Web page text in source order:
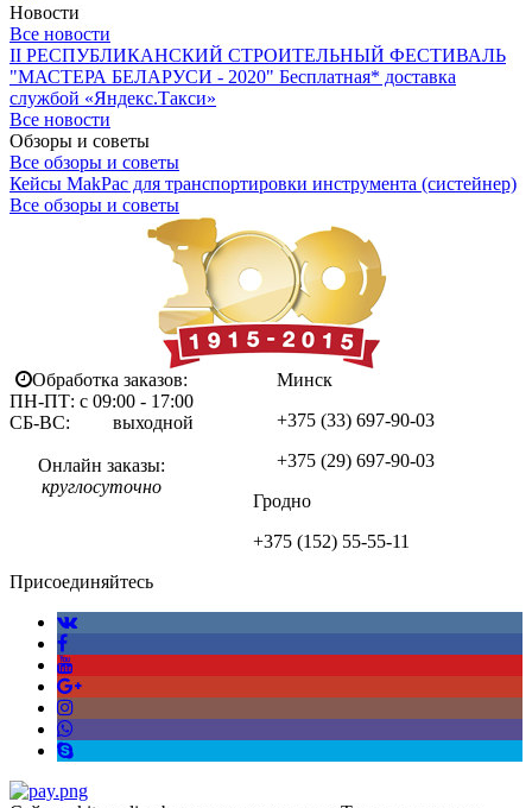
Новости
Все новости
II РЕСПУБЛИКАНСКИЙ СТРОИТЕЛЬНЫЙ ФЕСТИВАЛЬ
"МАСТЕРА БЕЛАРУСИ - 2020" Бесплатная* доставка
службой «Яндекс.Такси»
Все новости
Обзоры и советы
Все обзоры и советы
Кейсы MakPac для транспортировки инструмента (систейнер)
Все обзоры и советы
Обработка заказов:
ПН-ПТ: с 09:00 - 17:00
СБ-ВС: выходной
Онлайн заказы:
круглосуточно
Минск
+375 (33) 697-90-03
+375 (29) 697-90-03
Гродно
+375 (152) 55-55-11
Присоединяйтесь